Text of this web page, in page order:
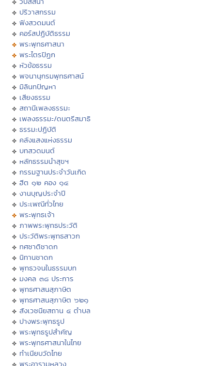
ปริวาสกรรม
ฟังสวดมนต์
คอร์สปฏิบัติธรรม
พระพุทธศาสนา
พระไตรปิฏก
หัวข้อธรรม
พจนานุกรมพุทธศาสน์
มิลินทปัญหา
เสียงธรรม
สถานีเพลงธรรมะ
เพลงธรรมะ/ดนตรีสมาธิ
ธรรมะปฏิบัติ
คลังแสงแห่งธรรม
บทสวดมนต์
หลักธรรมนำสุขฯ
กรรมฐานประจำวันเกิด
ฮีต ๑๒ คอง ๑๔
งานบุญประจำปี
ประเพณีทั่วไทย
พระพุทธเจ้า
ภาพพระพุทธประวัติ
ประวัติพระพุทธสาวก
ทศชาติชาดก
นิทานชาดก
พุทธวจนในธรรมบท
มงคล ๓๘ ประการ
พุทธศาสนสุภาษิต
พุทธศาสนสุภาษิต ๖๒๑
สังเวชนียสถาน ๔ ตำบล
ปางพระพุทธรูป
พระพุทธรูปสำคัญ
พระพุทธศาสนาในไทย
ทำเนียบวัดไทย
พระอารามหลวง